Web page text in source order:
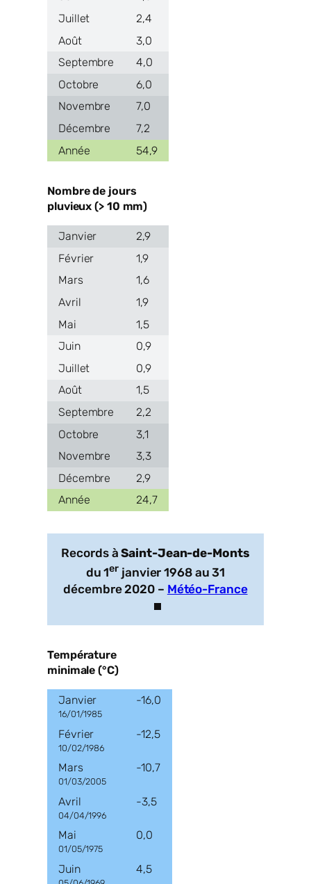
2,4
3,0
4,0
6,0
7,0
7,2
54,9
Nombre de jours
pluvieux (> 10 mm)
2,9
1,9
1,6
1,9
1,5
0,9
0,9
1,5
2,2
3,1
3,3
2,9
24,7
Records àSaint-Jean-de-Monts
du 1er janvier 1968 au 31
décembre 2020 – Météo-France
Température
minimale (°C)
-16,0
16/01/1985
-12,5
10/02/1986
-10,7
01/03/2005
-3,5
04/04/1996
0,0
01/05/1975
4,5